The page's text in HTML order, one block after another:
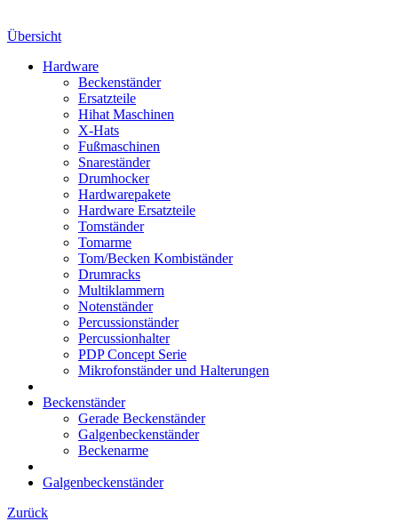
Übersicht
Hardware
Beckenständer
Ersatzteile
Hihat Maschinen
X-Hats
Fußmaschinen
Snareständer
Drumhocker
Hardwarepakete
Hardware Ersatzteile
Tomständer
Tomarme
Tom/Becken Kombiständer
Drumracks
Multiklammern
Notenständer
Percussionständer
Percussionhalter
PDP Concept Serie
Mikrofonständer und Halterungen
Beckenständer
Gerade Beckenständer
Galgenbeckenständer
Beckenarme
Galgenbeckenständer
Zurück